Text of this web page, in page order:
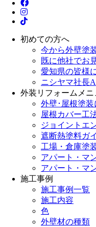
初めての方へ
今から外壁塗
既に他社でお
愛知県の皆様
ニシヤマ社長
外装リフォームメニ
外壁･屋根塗装
屋根カバー工
ジョイントエ
遮断熱塗料ガ
工場・倉庫塗
アパート・マ
アパート・マ
施工事例
施工事例一覧
施工内容
色
外壁材の種類